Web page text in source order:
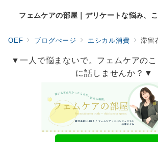
フェムケアの部屋｜デリケートな悩み、こ
OEF ブログぺージ エシカル消費 滞留在庫を現金
▼一人で悩まないで。フェムケアの
に話しませんか？▼